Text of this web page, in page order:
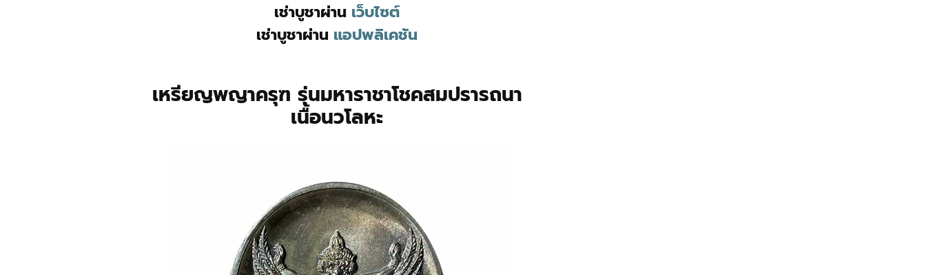
เช่าบูชาผ่าน เว็บไซต์
เช่าบูชาผ่าน แอปพลิเคชัน
เหรียญพญาครุฑ รุ่นมหาราชาโชคสมปรารถนา
เนื้อนวโลหะ